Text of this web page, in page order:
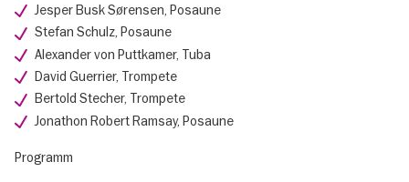
Jesper Busk Sørensen, Posaune
Stefan Schulz, Posaune
Alexander von Puttkamer, Tuba
David Guerrier, Trompete
Bertold Stecher, Trompete
Jonathon Robert Ramsay, Posaune
Programm